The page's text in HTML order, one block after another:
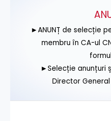
►ANUNȚ de selecție
membru în CA-ul
►Selecție anunțuri
Director